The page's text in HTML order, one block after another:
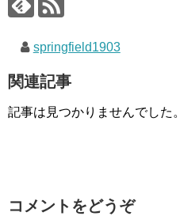
springfield1903
関連記事
記事は見つかりませんでした。
コメントをどうぞ